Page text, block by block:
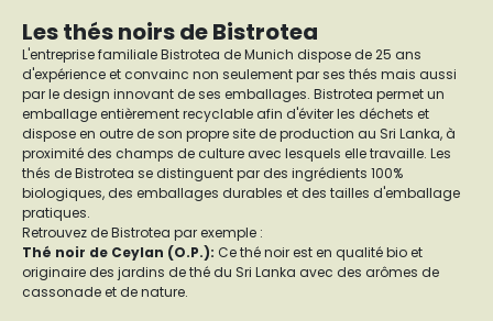
Les thés noirs de Bistrotea
L'entreprise familiale Bistrotea de Munich dispose de 25 ans
d'expérience et convainc non seulement par ses thés mais aussi
par le design innovant de ses emballages. Bistrotea permet un
emballage entièrement recyclable afin d'éviter les déchets et
dispose en outre de son propre site de production au Sri Lanka, à
proximité des champs de culture avec lesquels elle travaille. Les
thés de Bistrotea se distinguent par des ingrédients 100%
biologiques, des emballages durables et des tailles d'emballage
pratiques.
Retrouvez de Bistrotea par exemple :
Thé noir de Ceylan (O.P.): Ce thé noir est en qualité bio et
originaire des jardins de thé du Sri Lanka avec des arômes de
cassonade et de nature.